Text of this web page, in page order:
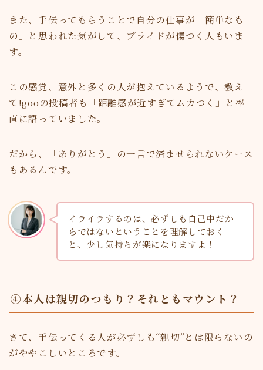
また、手伝ってもらうことで自分の仕事が「簡単なも
の」と思われた気がして、プライドが傷つく人もいま
す。
この感覚、意外と多くの人が抱えているようで、教え
て!gooの投稿者も「距離感が近すぎてムカつく」と率
直に語っていました。
だから、「ありがとう」の一言で済ませられないケース
もあるんです。
イライラするのは、必ずしも自己中だか
らではないということを理解しておく
と、少し気持ちが楽になりますよ！
④本人は親切のつもり？それともマウント？
さて、手伝ってくる人が必ずしも“親切”とは限らないの
がややこしいところです。